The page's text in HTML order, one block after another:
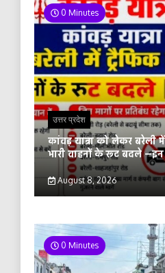
0 Minutes
उत्तर प्रदेश
कांवड़ यात्रा को लेकर बरेली
भारी वाहनों के रूट बदले —इन
August 8, 2026
0 Minutes